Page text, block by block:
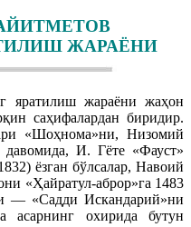
ЖАРАЁНИ
яратилиш жараёни жаҳон
саҳифалардан биридир.
«Шоҳнома»ни, Низомий
И. Гёте «Фауст»
ёзган бўлсалар, Навоий
«Ҳайратул-аброр»га 1483
— «Садди Искандарий»ни
асарнинг охирида бутун